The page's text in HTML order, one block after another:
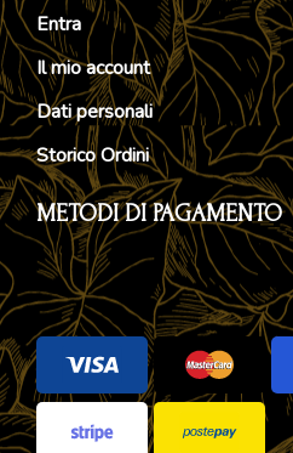
Entra
Il mio account
Dati personali
Storico Ordini
METODI DI PAGAMENTO